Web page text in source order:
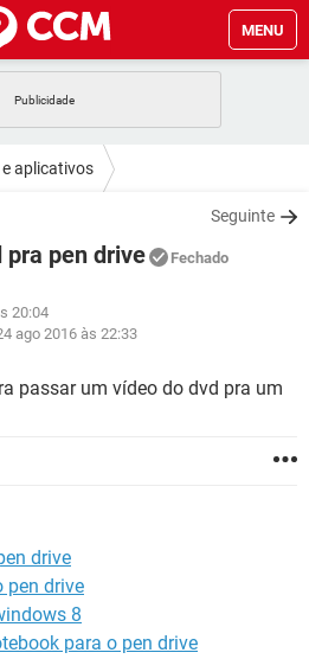
MENU
FACEBOOK
GMAIL
WHATSAPP
WHATSAPP
EXCEL
EXCEL
WHATSAPP
aplicativos
Seguinte
pra pen drive Fechado
20:04
ago 2016 às 22:33
passar um vídeo do dvd pra um
drive
pen drive
8
para o pen drive